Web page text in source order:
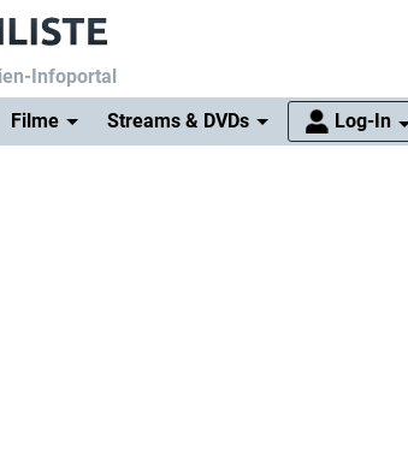
Infoportal
Filme Streams & DVDs Log-In